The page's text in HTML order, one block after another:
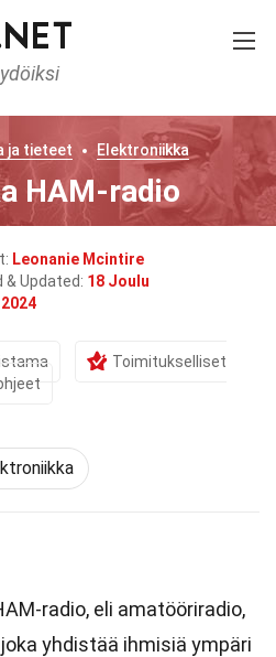
ja tieteet Elektroniikka
HAM-radio
Leonanie Mcintire
& Updated: 18 Joulu
2024
Toimitukselliset
radio, eli amatööriradio,
yhdistää ihmisiä ympäri